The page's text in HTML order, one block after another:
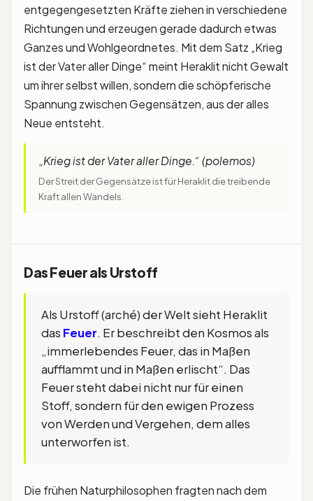
entgegengesetzten Kräfte ziehen in verschiedene
Richtungen und erzeugen gerade dadurch etwas
Ganzes und Wohlgeordnetes. Mit dem Satz „Krieg
ist der Vater aller Dinge“ meint Heraklit nicht Gewalt
um ihrer selbst willen, sondern die schöpferische
Spannung zwischen Gegensätzen, aus der alles
Neue entsteht.
„Krieg ist der Vater aller Dinge.“ (polemos)
Der Streit der Gegensätze ist für Heraklit die treibende
Kraft allen Wandels.
Das Feuer als Urstoff
Als Urstoff (arché) der Welt sieht Heraklit
das Feuer. Er beschreibt den Kosmos als
„immerlebendes Feuer, das in Maßen
aufflammt und in Maßen erlischt“. Das
Feuer steht dabei nicht nur für einen
Stoff, sondern für den ewigen Prozess
von Werden und Vergehen, dem alles
unterworfen ist.
Die frühen Naturphilosophen fragten nach dem